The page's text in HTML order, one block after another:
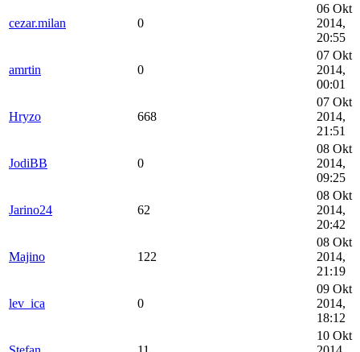
cezar.milan 0
06 Okt
2014,
20:55
amrtin 0
07 Okt
2014,
00:01
Hryzo 668
07 Okt
2014,
21:51
JodiBB 0
08 Okt
2014,
09:25
Jarino24 62
08 Okt
2014,
20:42
Majino 122
08 Okt
2014,
21:19
lev_ica 0
09 Okt
2014,
18:12
10 Okt